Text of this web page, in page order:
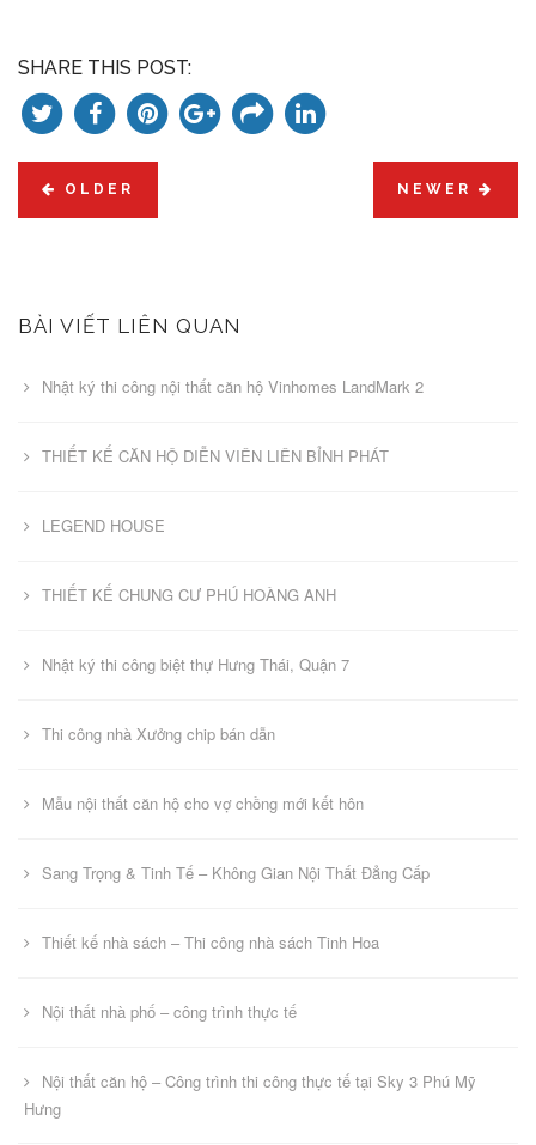
SHARE THIS POST:
OLDER NEWER
BÀI VIẾT LIÊN QUAN
Nhật ký thi công nội thất căn hộ Vinhomes LandMark 2
THIẾT KẾ CĂN HỘ DIỄN VIÊN LIÊN BỈNH PHÁT
LEGEND HOUSE
THIẾT KẾ CHUNG CƯ PHÚ HOÀNG ANH
Nhật ký thi công biệt thự Hưng Thái, Quận 7
Thi công nhà Xưởng chip bán dẫn
Mẫu nội thất căn hộ cho vợ chồng mới kết hôn
Sang Trọng & Tinh Tế – Không Gian Nội Thất Đẳng Cấp
Thiết kế nhà sách – Thi công nhà sách Tinh Hoa
Nội thất nhà phố – công trình thực tế
Nội thất căn hộ – Công trình thi công thực tế tại Sky 3 Phú Mỹ
Hưng